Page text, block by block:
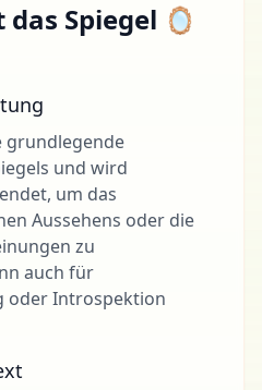
Spiegel 🪞
grundlegende
und wird
um das
Aussehens oder die
zu
auch für
oder Introspektion